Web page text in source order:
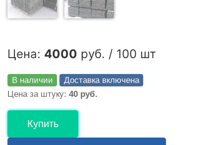
Цена: 4000 руб. / 100 шт
В наличии
Доставка включена
Цена за штуку: 40 руб.
Купить